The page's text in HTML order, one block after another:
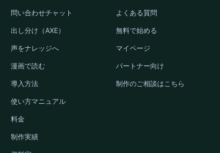
問い合わせチャット
出し分け（AXE）
声をナレッジへ
漫画で読む
導入方法
使い方マニュアル
料金
制作実績
よくある質問
無料で始める
マイページ
パートナー向け
制作のご相談はこちら